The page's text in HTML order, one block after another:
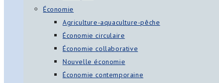
Économie
Agriculture-aquaculture-pêche
Économie circulaire
Économie collaborative
Nouvelle économie
Économie contemporaine